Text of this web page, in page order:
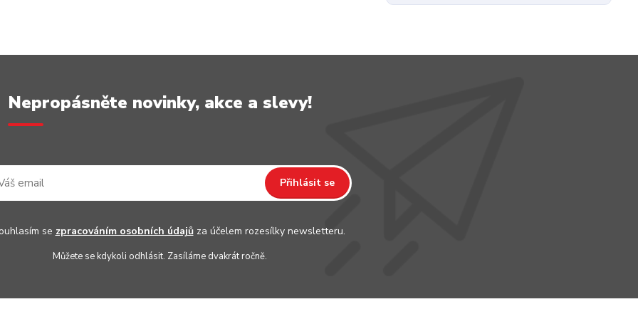
Nepropásněte novinky, akce a slevy!
Přihlásit se
se zpracováním osobních údajůza účelem rozesílky newsletteru.
Můžete se kdykoli odhlásit. Zasíláme dvakrát ročně.